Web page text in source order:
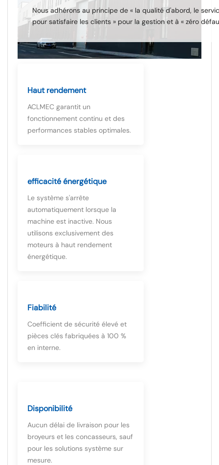
Nous adhérons au principe de « la qualité d'abord, le
pour satisfaire les clients » pour la gestion et à « zéro
Haut rendement
ACLMEC garantit un
fonctionnement continu et des
performances stables optimales.
efficacité énergétique
Le système s'arrête
automatiquement lorsque la
machine est inactive. Nous
utilisons exclusivement des
moteurs à haut rendement
énergétique.
Fiabilité
Coefficient de sécurité élevé et
pièces clés fabriquées à 100 %
en interne.
Disponibilité
Aucun délai de livraison pour les
broyeurs et les concasseurs, sauf
pour les solutions système sur
mesure.